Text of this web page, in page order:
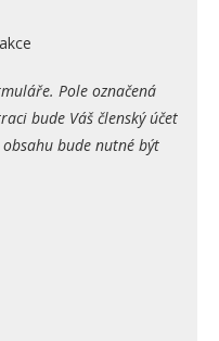
Pole označená
bude Váš členský účet
bude nutné být